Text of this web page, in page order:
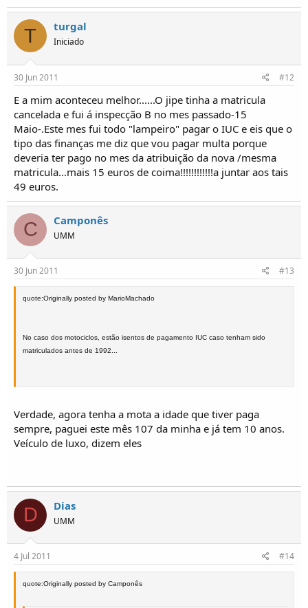
T turgal
Iniciado
30 Jun 2011 #12
E a mim aconteceu melhor......O jipe tinha a matricula
cancelada e fui á inspecção B no mes passado-15
Maio-.Este mes fui todo "lampeiro" pagar o IUC e eis que o
tipo das finanças me diz que vou pagar multa porque
deveria ter pago no mes da atribuição da nova /mesma
matricula...mais 15 euros de coima!!!!!!!!!!!!a juntar aos tais
49 euros.
C Camponês
UMM
30 Jun 2011 #13
quote:Originally posted by MarioMachado
No caso dos motociclos, estão isentos de pagamento IUC caso tenham sido
matriculados antes de 1992...
Verdade, agora tenha a mota a idade que tiver paga
sempre, paguei este mês 107 da minha e já tem 10 anos.
Veículo de luxo, dizem eles
D Dias
UMM
4 Jul 2011 #14
quote:Originally posted by Camponês